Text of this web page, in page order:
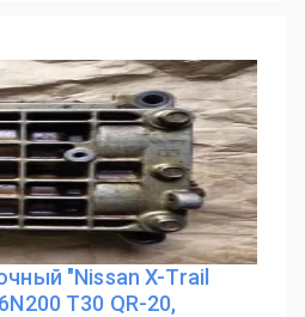
"Nissan X-Trail
T30 QR-20,